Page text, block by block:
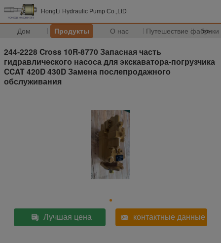
HongLi Hydraulic Pump Co.,LtD
Дом Продукты О нас Путешествие фабрики
>>
244-2228 Cross 10R-8770 Запасная часть
гидравлического насоса для экскаватора-погрузчика
CCAT 420D 430D Замена послепродажного
обслуживания
Лучшая цена контактные данные